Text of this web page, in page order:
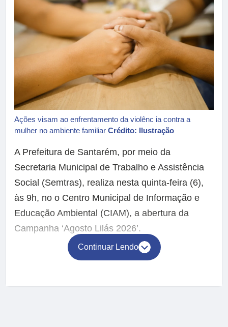
Ações visam ao enfrentamento da violênc ia contra a
mulher no ambiente familiar Crédito: Ilustração
A Prefeitura de Santarém, por meio da
Secretaria Municipal de Trabalho e Assistência
Social (Semtras), realiza nesta quinta-feira (6),
às 9h, no o Centro Municipal de Informação e
Educação Ambiental (CIAM), a abertura da
Campanha ‘Agosto Lilás 2026’.
Continuar Lendo